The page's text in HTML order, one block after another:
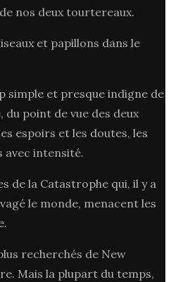
nos deux tourtereaux.
et papillons dans le
simple et presque indigne de
point de vue des deux
espoirs et les doutes, les
avec intensité.
de la Catastrophe qui, il y a
le monde, menacent les
recherchés de New
Mais la plupart du temps,